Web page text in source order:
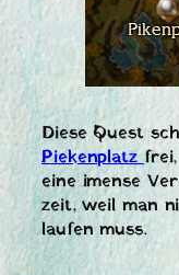
Diese Quest
Piekenplatz
eine imense
zeit, weil man
laufen muss.